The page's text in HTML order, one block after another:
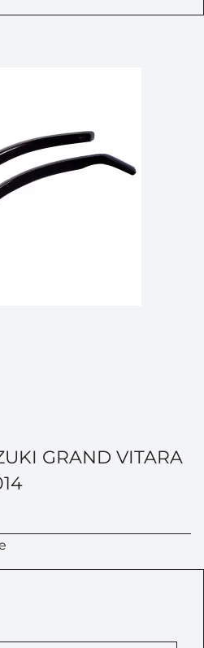
GRAND VITARA